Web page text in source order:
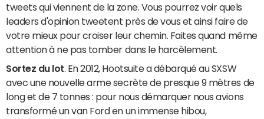
tweets qui viennent de la zone. Vous pourrez voir quels
leaders d'opinion tweetent près de vous et ainsi faire de
votre mieux pour croiser leur chemin. Faites quand même
attention à ne pas tomber dans le harcèlement.
Sortez du lot . En 2012, Hootsuite a débarqué au SXSW
avec une nouvelle arme secrète de presque 9 mètres de
long et de 7 tonnes : pour nous démarquer nous avions
transformé un van Ford en un immense hibou,